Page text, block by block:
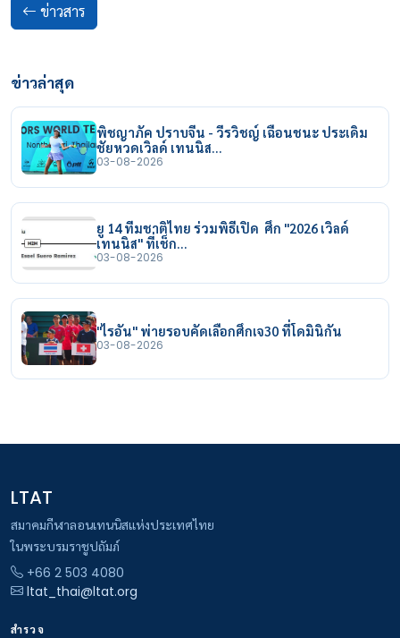
ข่าวสาร
ข่าวล่าสุด
พิชญาภัค ปราบจีน - วีรวิชญ์ เฉือนชนะ ประเดิม
ชัยหวดเวิลด์ เทนนิส…
03-08-2026
ยู 14 ทีมชาติไทย ร่วมพิธีเปิด ศึก "2026 เวิลด์
เทนนิส" ที่เช็ก…
03-08-2026
"ไรอัน" พ่ายรอบคัดเลือกศึกเจ30 ที่โดมินิกัน
03-08-2026
LTAT
สมาคมกีฬาลอนเทนนิสแห่งประเทศไทย
ในพระบรมราชูปถัมภ์
+66 2 503 4080
ltat_thai@ltat.org
สำรวจ